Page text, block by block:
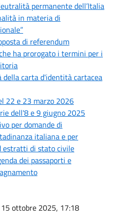
permanente dell’Italia
in materia di
di referendum
ha prorogato i termini per i
della carta d'identità cartacea
22 e 23 marzo 2026
dell'8 e 9 giugno 2025
per domande di
italiana e per
estratti di stato civile
dei passaporti e
15 ottobre 2025, 17:18